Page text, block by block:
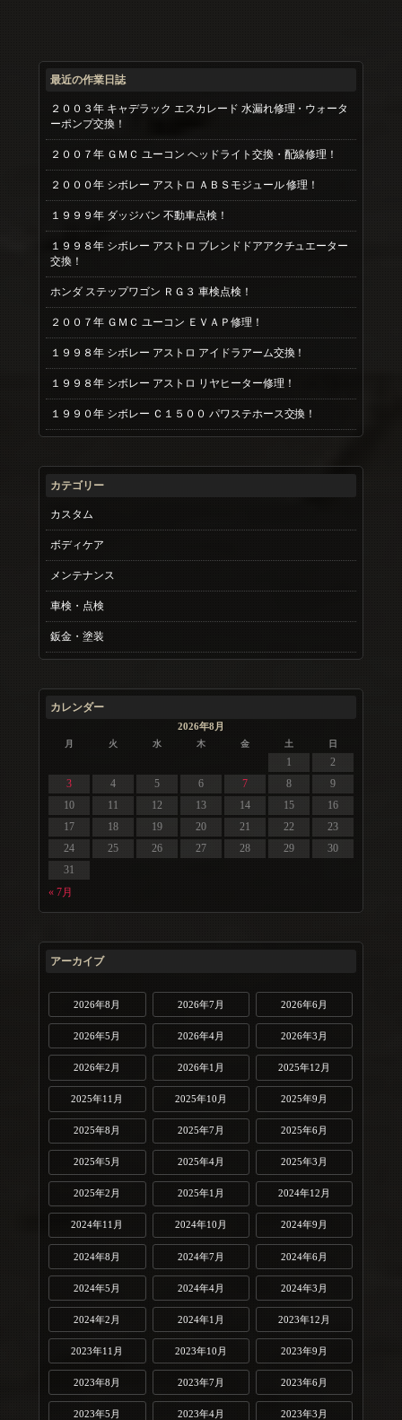
最近の作業日誌
２００３年 キャデラック エスカレード 水漏れ修理・ウォータ
ーポンプ交換！
２００７年 ＧＭＣ ユーコン ヘッドライト交換・配線修理！
２０００年 シボレー アストロ ＡＢＳモジュール 修理！
１９９９年 ダッジバン 不動車点検！
１９９８年 シボレー アストロ ブレンドドアアクチュエーター
交換！
ホンダ ステップワゴン ＲＧ３ 車検点検！
２００７年 ＧＭＣ ユーコン ＥＶＡＰ修理！
１９９８年 シボレー アストロ アイドラアーム交換！
１９９８年 シボレー アストロ リヤヒーター修理！
１９９０年 シボレー Ｃ１５００ パワステホース交換！
カテゴリー
カスタム
ボディケア
メンテナンス
車検・点検
鈑金・塗装
カレンダー
2026年8月
月 火 水 木 金 土 日
« 7月
1
2
3
4 5 6 7 8
9
10
11 12 13 14 15
16
17
18 19 20 21 22
23
24
25 26 27 28 29
30
31
アーカイブ
2026年8月 2026年7月 2026年6月
2026年5月 2026年4月 2026年3月
2026年2月 2026年1月 2025年12月
2025年11月 2025年10月 2025年9月
2025年8月 2025年7月 2025年6月
2025年5月 2025年4月 2025年3月
2025年2月 2025年1月 2024年12月
2024年11月 2024年10月 2024年9月
2024年8月 2024年7月 2024年6月
2024年5月 2024年4月 2024年3月
2024年2月 2024年1月 2023年12月
2023年11月 2023年10月 2023年9月
2023年8月 2023年7月 2023年6月
2023年5月 2023年4月 2023年3月